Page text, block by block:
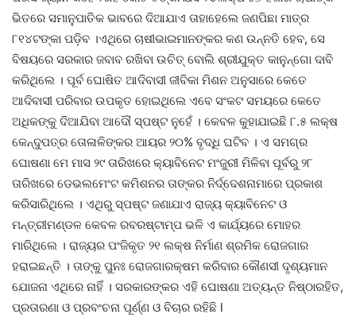
ଭିତରେ ସମାନୁପାତିକ ଭାବରେ ଦିଆଯାଏ ତାହାହେଲେ ଜଣପିଛା ମାତ୍ର
୮୧୪ଟଙ୍କା ପଡ଼ିବ ।ଏଥିରେ ଚାଷୀଭାଇମାନଙ୍କର କଣ ଉନ୍ନତି ହେବ, ସେ
ବିଷୟରେ ସରକାର ଜବାବ ରଖିବା ଉଚିତ୍ ବୋଲି ଶ୍ରୀଯୁକ୍ତ କାନୁନ୍‌ଗୋ ଦାବି
କରିଥିଲେ । ପୂର୍ବ ଘୋଷିତ ଆଦିବାସୀ ଜୀବିକା ମିଶନ ଅନୁସାରେ କେତେ
ଆଦିବାସୀ ପରିବାର ଉପକୃତ ହୋଇଥିଲେ ଏବେ ସଂକଟ ସମୟରେ କେତେ
ଅଧିକଙ୍କୁ ଦିଆଯିବା ଆଦୌ ସ୍ପଷ୍ଟ ନୁହେଁ । କେବଳ କୁହାଯାଇଛି ୮.୫ ଲକ୍ଷ
କେନ୍ଦୁପତ୍ର ତୋଳାଳିଙ୍କର ଆୟର ୨୦% ବୃଦ୍ଧି ଘଟିବ । ଏ ସମଗ୍ର
ଘୋଷଣା ମେ ମାସ ୨୯ ତାରିଖରେ କ୍ୟାବିନେଟ ମଂଜୁରୀ ମିଳିବା ପୂର୍ବରୁ ୨୮
ତାରିଖରେ ଡେଭଲମେଂଟ କମିଶନର ତାଙ୍କର ନିର୍ଦ୍ଦେଶନାମାରେ ପ୍ରକାଶ
କରିସାରିଥିଲେ । ଏଥିରୁ ସ୍ପଷ୍ଟ ଜଣାଯାଏ ରାଜ୍ୟ କ୍ୟାବିନେଟ ଓ
ମନ୍ତ୍ରୀମଣ୍ଡଳ କେବଳ ରବରଷ୍ଟାମ୍ପ ଭଳି ଏ କାର୍ଯ୍ୟରେ ମୋହର
ମାରିଥିଲେ । ରାଜ୍ୟର ପଂଜିକୃତ ୨୧ ଲକ୍ଷ ନିର୍ମାଣ ଶ୍ରମିକ ରୋଜଗାର
ହରାଇଛନ୍ତି । ତାଙ୍କୁ ପୁନଃ ରୋଜଗାରକ୍ଷମ କରିବାର କୌଣସୀ ଦୃଶ୍ୟମାନ
ଯୋଜନା ଏଥିରେ ନାହିଁ । ସରକାରଙ୍କର ଏହି ଘୋଷଣା ଅତ୍ୟନ୍ତ ନିଷ୍ଠାରହିତ,
ପ୍ରତାରଣା ଓ ପ୍ରବଂଚନା ପୂର୍ଣ୍ଣ ଓ ବିଚାର ରହିଛି l